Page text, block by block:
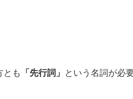
とも 「先行詞」 という名詞が必